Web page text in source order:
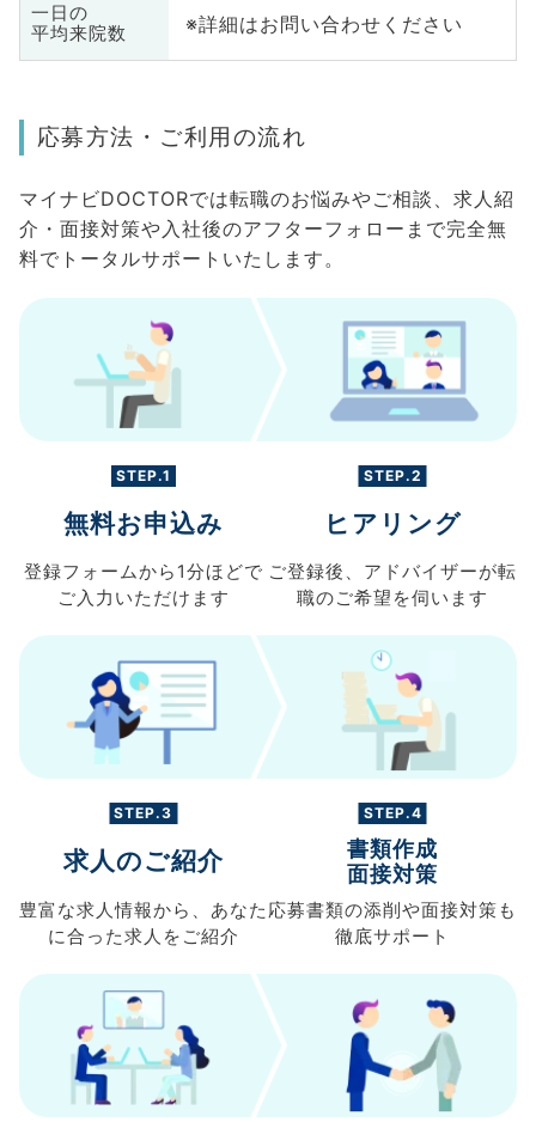
一日の
平均来院数
※詳細はお問い合わせください
応募方法・ご利用の流れ
マイナビDOCTORでは転職のお悩みやご相談、求人紹
介・面接対策や入社後のアフターフォローまで完全無
料でトータルサポートいたします。
STEP.1
無料お申込み
登録フォームから 1分ほどで
ご入力 いただけます
STEP.2
ヒアリング
ご登録後、 アドバイザーが転
職のご希望を伺います
STEP.3
求人のご紹介
豊富な求人情報から、 あなた
に合った求人を ご紹介
STEP.4
書類作成
面接対策
応募書類の添削や面接対策も
徹底サポート